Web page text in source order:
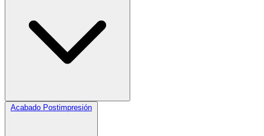
Acabado Postimpresión